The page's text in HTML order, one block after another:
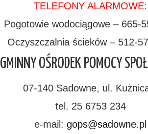
TELEFONY ALARMOWE:
Pogotowie wodociągowe – 665-
Oczyszczalnia ścieków – 512-
GMINNY OŚRODEK POMOCY
07-140 Sadowne, ul.
tel. 25 6753 234
e-mail:gops@sadowne.pl